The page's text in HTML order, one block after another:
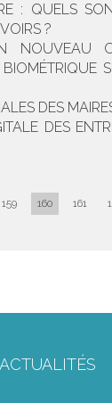
: QUELS
?
NOUVEAU
BIOMÉTRIQUE
DES
DES
159 160 161